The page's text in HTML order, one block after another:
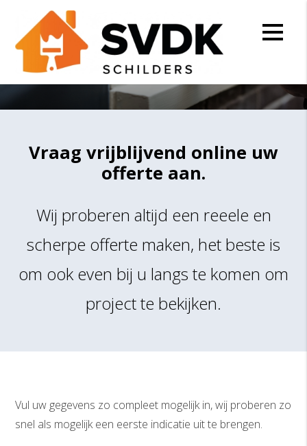
Offerte aanvragen
Gewoon de beste kwaliteit, en zeker niet duur!
Vraag vrijblijvend online uw
offerte aan.
Wij proberen altijd een reeele en
scherpe offerte maken, het beste is
om ook even bij u langs te komen om
project te bekijken.
Vul uw gegevens zo compleet mogelijk in, wij proberen zo
snel als mogelijk een eerste indicatie uit te brengen.